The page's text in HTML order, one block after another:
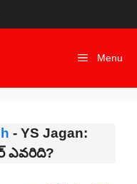
Menu
- YS Jagan:
ఎవరిది?